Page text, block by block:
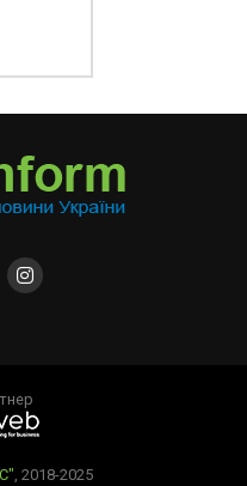
, 2018-2025